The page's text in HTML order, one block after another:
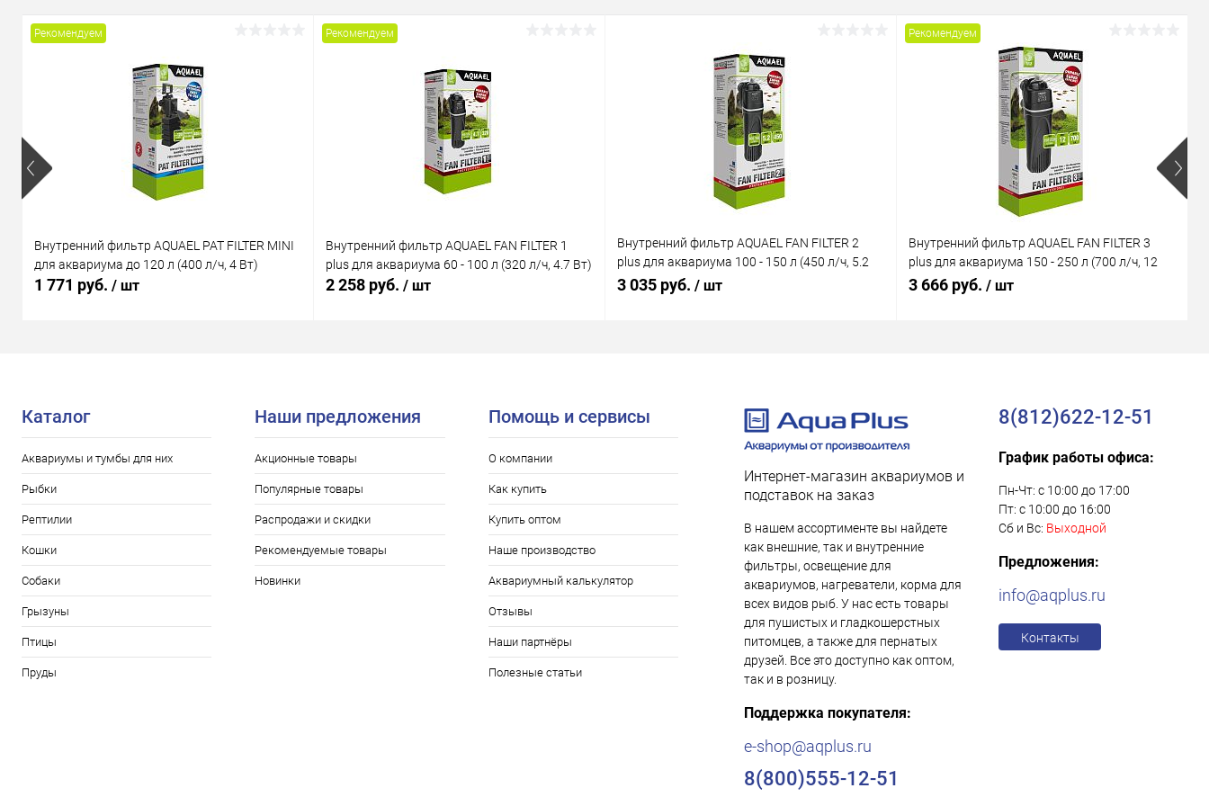
Рекомендуем
Внутренний фильтр AQUAEL PAT FILTER MINI
для аквариума до 120 л (400 л/ч, 4 Вт)
1 771 руб. / шт
Рекомендуем
Внутренний фильтр AQUAEL FAN FILTER 1
plus для аквариума 60 - 100 л (320 л/ч, 4.7 Вт)
2 258 руб. / шт
Внутренний фильтр AQUAEL FAN FILTER 2
plus для аквариума 100 - 150 л (450 л/ч, 5.2
Вт)
3 035 руб. / шт
Рекомендуем
Внутренний фильтр AQUAEL FAN FILTER 3
plus для аквариума 150 - 250 л (700 л/ч, 12
Вт)
3 666 руб. / шт
Каталог
Аквариумы и тумбы для них
Рыбки
Рептилии
Кошки
Собаки
Грызуны
Птицы
Пруды
Наши предложения
Акционные товары
Популярные товары
Распродажи и скидки
Рекомендуемые товары
Новинки
Помощь и сервисы
О компании
Как купить
Купить оптом
Наше производство
Аквариумный калькулятор
Отзывы
Наши партнёры
Полезные статьи
Интернет-магазин аквариумов и
подставок на заказ
В нашем ассортименте вы найдете
как внешние, так и внутренние
фильтры, освещение для
аквариумов, нагреватели, корма для
всех видов рыб. У нас есть товары
для пушистых и гладкошерстных
питомцев, а также для пернатых
друзей. Все это доступно как оптом,
так и в розницу.
Поддержка покупателя:
e-shop@aqplus.ru
8(800)555-12-51
8(812)622-12-51
График работы офиса:
Пн-Чт: с 10:00 до 17:00
Пт: с 10:00 до 16:00
Сб и Вс: Выходной
Предложения:
info@aqplus.ru
Контакты